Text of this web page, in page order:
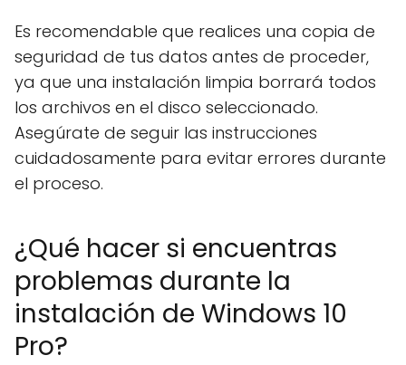
Es recomendable que realices una copia de
seguridad de tus datos antes de proceder,
ya que una instalación limpia borrará todos
los archivos en el disco seleccionado.
Asegúrate de seguir las instrucciones
cuidadosamente para evitar errores durante
el proceso.
¿Qué hacer si encuentras
problemas durante la
instalación de Windows 10
Pro?